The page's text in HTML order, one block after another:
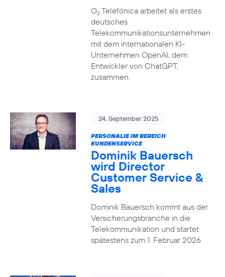
O2Telefónica arbeitet als erstes
deutsches
Telekommunikationsunternehmen
mit dem internationalen KI-
Unternehmen OpenAI, dem
Entwickler von ChatGPT,
zusammen.
24. September 2025
PERSONALIE IM BEREICH
KUNDENSERVICE
Dominik Bauersch
wird Director
Customer Service &
Sales
Dominik Bauersch kommt aus der
Versicherungsbranche in die
Telekommunikation und startet
spätestens zum 1. Februar 2026